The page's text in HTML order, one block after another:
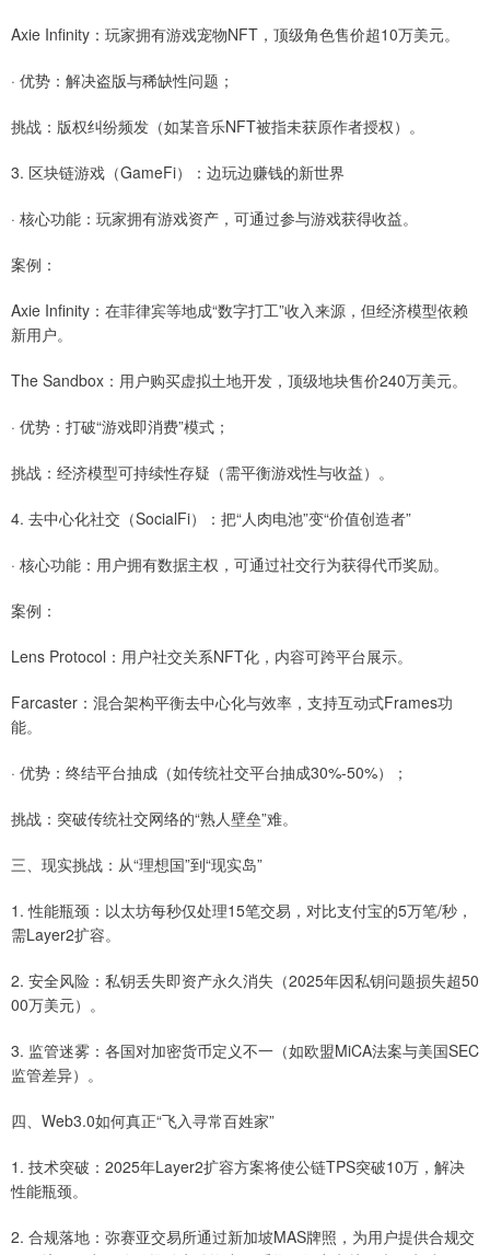
Axie Infinity：玩家拥有游戏宠物NFT，顶级角色售价超10万美元。
· 优势：解决盗版与稀缺性问题；
挑战：版权纠纷频发（如某音乐NFT被指未获原作者授权）。
3. 区块链游戏（GameFi）：边玩边赚钱的新世界
· 核心功能：玩家拥有游戏资产，可通过参与游戏获得收益。
案例：
Axie Infinity：在菲律宾等地成“数字打工”收入来源，但经济模型依赖
新用户。
The Sandbox：用户购买虚拟土地开发，顶级地块售价240万美元。
· 优势：打破“游戏即消费”模式；
挑战：经济模型可持续性存疑（需平衡游戏性与收益）。
4. 去中心化社交（SocialFi）：把“人肉电池”变“价值创造者”
· 核心功能：用户拥有数据主权，可通过社交行为获得代币奖励。
案例：
Lens Protocol：用户社交关系NFT化，内容可跨平台展示。
Farcaster：混合架构平衡去中心化与效率，支持互动式Frames功
能。
· 优势：终结平台抽成（如传统社交平台抽成30%-50%）；
挑战：突破传统社交网络的“熟人壁垒”难。
三、现实挑战：从“理想国”到“现实岛”
1. 性能瓶颈：以太坊每秒仅处理15笔交易，对比支付宝的5万笔/秒，
需Layer2扩容。
2. 安全风险：私钥丢失即资产永久消失（2025年因私钥问题损失超50
00万美元）。
3. 监管迷雾：各国对加密货币定义不一（如欧盟MiCA法案与美国SEC
监管差异）。
四、Web3.0如何真正“飞入寻常百姓家”
1. 技术突破：2025年Layer2扩容方案将使公链TPS突破10万，解决
性能瓶颈。
2. 合规落地：弥赛亚交易所通过新加坡MAS牌照，为用户提供合规交